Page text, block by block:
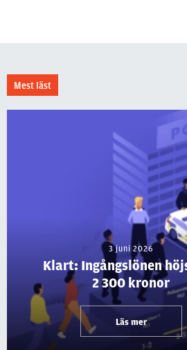
Mest läst
3 juni 2026
Klart: Ingångslönen
2 300 kronor
Läs mer